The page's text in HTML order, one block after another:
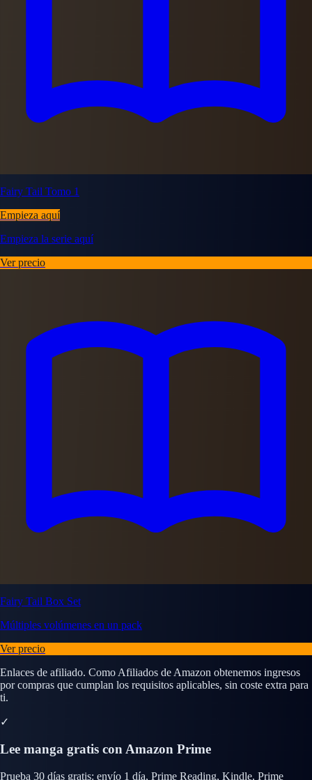
Fairy Tail Tomo 1
Empieza aquí
Empieza la serie aquí
Ver precio
Fairy Tail Box Set
Múltiples volúmenes en un pack
Ver precio
Enlaces de afiliado. Como Afiliados de Amazon obtenemos ingresos
por compras que cumplan los requisitos aplicables, sin coste extra para
ti.
✓
Lee manga gratis con Amazon Prime
Prueba 30 días gratis: envío 1 día, Prime Reading, Kindle, Prime